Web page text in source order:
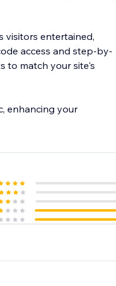
visitors entertained,
access and step-by-
to match your site's
enhancing your